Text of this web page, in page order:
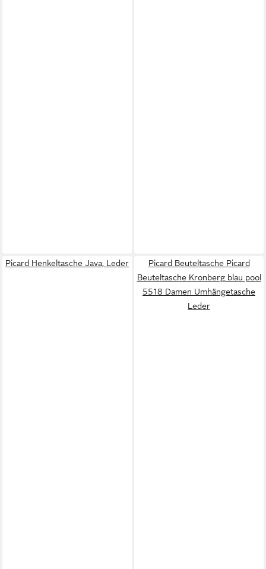
Picard Henkeltasche Java, Leder
Picard Beuteltasche Picard
Beuteltasche Kronberg blau pool
5518 Damen Umhängetasche
Leder